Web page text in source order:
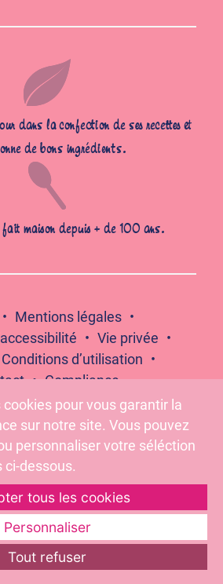
dans la confection de ses recettes et
de bons ingrédients.
maison depuis + de 100 ans.
Mentions légales
Vie privée
Conditions d’utilisation
Compliance
de grignoter entre les repas –
nous :
pour vous garantir la
sur notre site. Vous pouvez
personnaliser votre séléction
ci-dessous.
tous les cookies
Personnaliser
Tout refuser